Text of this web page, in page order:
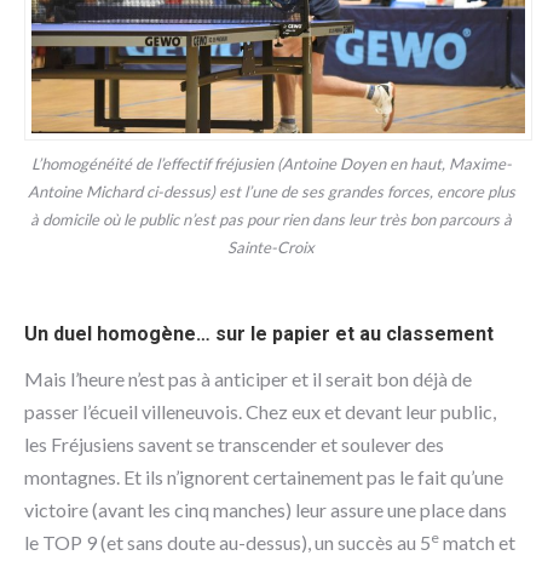
L’homogénéité de l’effectif fréjusien (Antoine Doyen en haut, Maxime-
Antoine Michard ci-dessus) est l’une de ses grandes forces, encore plus
à domicile où le public n’est pas pour rien dans leur très bon parcours à
Sainte-Croix
Un duel homogène… sur le papier et au classement
Mais l’heure n’est pas à anticiper et il serait bon déjà de
passer l’écueil villeneuvois. Chez eux et devant leur public,
les Fréjusiens savent se transcender et soulever des
montagnes. Et ils n’ignorent certainement pas le fait qu’une
victoire (avant les cinq manches) leur assure une place dans
le TOP 9 (et sans doute au-dessus), un succès au 5e match et